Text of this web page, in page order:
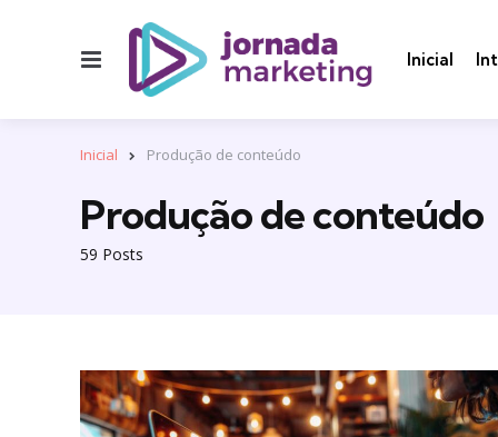
Inicial
Inicial Produção de conteúdo
59 Posts
Produção de conteúdo